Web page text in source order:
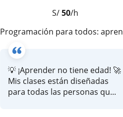
S/50/h
Programación para todos: aprende desde cero sin importar la edad y diviértete aprendiendo
💡 ¡Aprender no tiene edad! 🚀
Mis clases están diseñadas
para todas las personas qu...